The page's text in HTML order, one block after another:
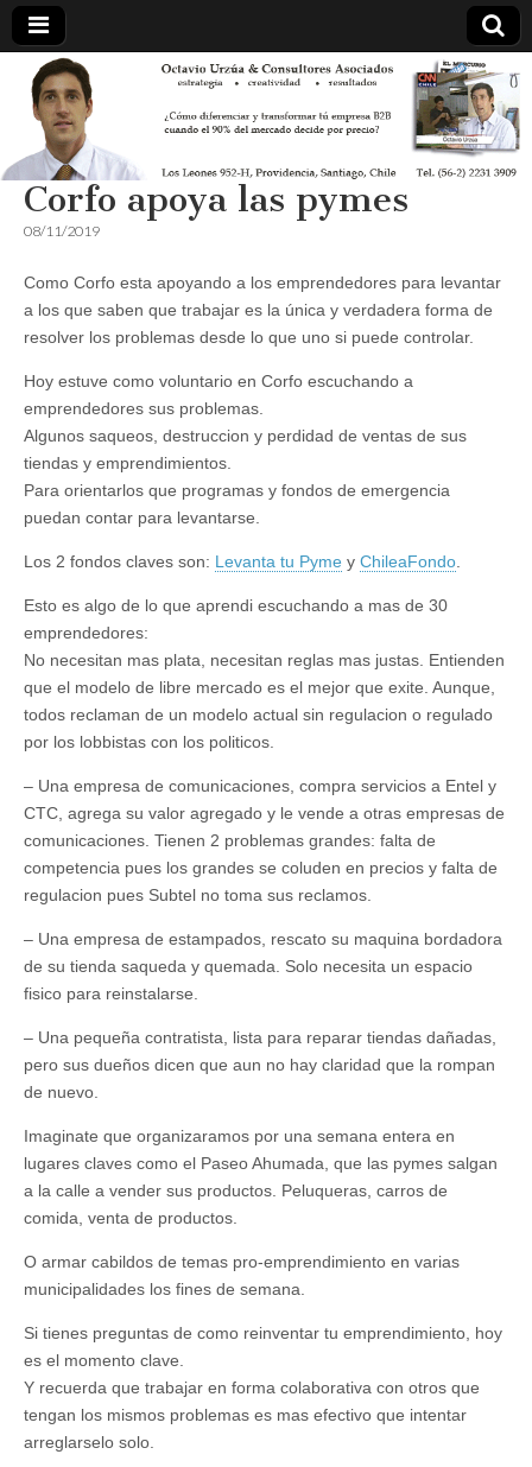
Corfo apoya las pymes
08/11/2019
Como Corfo esta apoyando a los emprendedores para levantar
a los que saben que trabajar es la única y verdadera forma de
resolver los problemas desde lo que uno si puede controlar.
Hoy estuve como voluntario en Corfo escuchando a
emprendedores sus problemas.
Algunos saqueos, destruccion y perdidad de ventas de sus
tiendas y emprendimientos.
Para orientarlos que programas y fondos de emergencia
puedan contar para levantarse.
Los 2 fondos claves son: Levanta tu Pyme y ChileaFondo
Esto es algo de lo que aprendi escuchando a mas de 30
emprendedores:
No necesitan mas plata, necesitan reglas mas justas. Entienden
que el modelo de libre mercado es el mejor que exite. Aunque,
todos reclaman de un modelo actual sin regulacion o regulado
por los lobbistas con los politicos.
– Una empresa de comunicaciones, compra servicios a Entel y
CTC, agrega su valor agregado y le vende a otras empresas de
comunicaciones. Tienen 2 problemas grandes: falta de
competencia pues los grandes se coluden en precios y falta de
regulacion pues Subtel no toma sus reclamos.
– Una empresa de estampados, rescato su maquina bordadora
de su tienda saqueda y quemada. Solo necesita un espacio
fisico para reinstalarse.
– Una pequeña contratista, lista para reparar tiendas dañadas,
pero sus dueños dicen que aun no hay claridad que la rompan
de nuevo.
Imaginate que organizaramos por una semana entera en
lugares claves como el Paseo Ahumada, que las pymes salgan
a la calle a vender sus productos. Peluqueras, carros de
comida, venta de productos.
O armar cabildos de temas pro-emprendimiento en varias
municipalidades los fines de semana.
Si tienes preguntas de como reinventar tu emprendimiento, hoy
es el momento clave.
Y recuerda que trabajar en forma colaborativa con otros que
tengan los mismos problemas es mas efectivo que intentar
arreglarselo solo.